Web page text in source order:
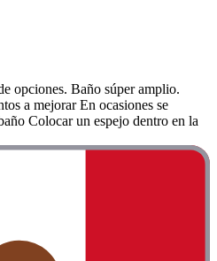
opciones. Baño súper amplio.
a mejorar En ocasiones se
Colocar un espejo dentro en la